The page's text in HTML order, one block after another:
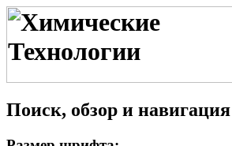
Поиск, обзор и навигация